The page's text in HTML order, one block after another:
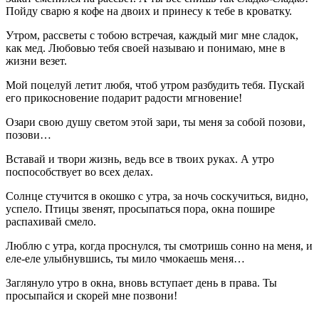
Пойду сварю я кофе на двоих и принесу к тебе в кроватку.
Утром, рассветы с тобою встречая, каждый миг мне сладок,
как мед. Любовью тебя своей называю и понимаю, мне в
жизни везет.
Мой поцелуй летит любя, чтоб утром разбудить тебя. Пускай
его прикосновение подарит радости мгновение!
Озари свою душу светом этой зари, ты меня за собой позови,
позови…
Вставай и твори жизнь, ведь все в твоих руках. А утро
поспособствует во всех делах.
Солнце стучится в окошко с утра, за ночь соскучиться, видно,
успело. Птицы звенят, просыпаться пора, окна пошире
распахивай смело.
Люблю с утра, когда проснулся, ты смотришь сонно на меня, и
еле-еле улыбнувшись, ты мило чмокаешь меня…
Заглянуло утро в окна, вновь вступает день в права. Ты
просыпайся и скорей мне позвони!